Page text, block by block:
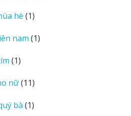
hè 11
phẩm
nam 11
11
phẩm
nữ 1111
phẩm
bà 11